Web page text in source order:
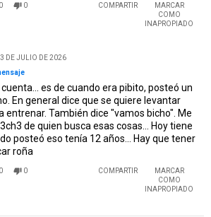
más y no creo que sea Pinino, está Don
de Donofrio y es claro que no es el ex
0 0 COMPARTIR
MARCAR
COMO
INAPROPIADO
3 DE JULIO DE 2026
es de cuando era pibito, posteó un
En general dice que se quiere levantar
entrenar. También dice "vamos bicho". Me
de quien busca esas cosas... Hoy tiene
posteó eso tenía 12 años... Hay que tener
roña
0 0 COMPARTIR
MARCAR
COMO
INAPROPIADO